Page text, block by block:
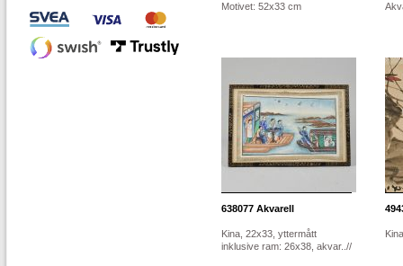
Motivet: 52x33 cm
638077 Akvarell
Kina, 22x33, yttermått
inklusive ram: 26x38, akvar..//